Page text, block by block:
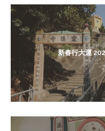
新春行大運